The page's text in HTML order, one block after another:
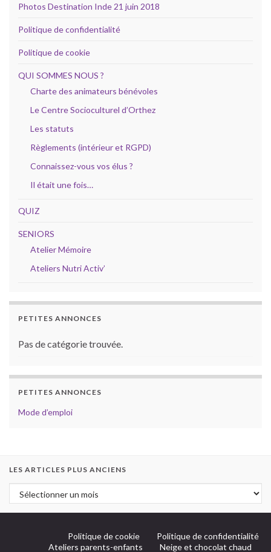
Photos Destination Inde 21 juin 2018
Politique de confidentialité
Politique de cookie
QUI SOMMES NOUS ?
Charte des animateurs bénévoles
Le Centre Socioculturel d’Orthez
Les statuts
Règlements (intérieur et RGPD)
Connaissez-vous vos élus ?
Il était une fois…
QUIZ
SENIORS
Atelier Mémoire
Ateliers Nutri Activ’
PETITES ANNONCES
Pas de catégorie trouvée.
PETITES ANNONCES
Mode d’emploi
LES ARTICLES PLUS ANCIENS
Politique de cookie
Politique de confidentialité
Ateliers parents-enfants
Neige et chocolat chaud